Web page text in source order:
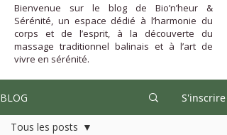
Bienvenue sur le blog de Bio’n’heur &
Sérénité, un espace dédié à l’harmonie du
corps et de l’esprit, à la découverte du
massage traditionnel balinais et à l’art de
vivre en sérénité.
BLOG S'inscrire
Tous les posts